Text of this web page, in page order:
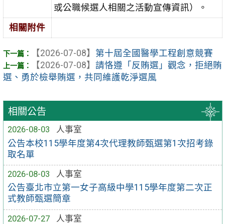
相關公告
2026-08-03
人事室
公告本校115學年度第4次代理教師甄選第1次招考錄
取名單
2026-08-03
人事室
公告臺北市立第一女子高級中學115學年度第二次正
式教師甄選簡章
2026-07-27
人事室
或公職候選人相關之活動宣傳資訊）。
相關附件
【2026-07-08】 第十屆全國醫學工程創意競賽
【2026-07-08】 請恪遵「反賄選」觀念，拒絕賄
選、勇於檢舉賄選，共同維護乾淨選風